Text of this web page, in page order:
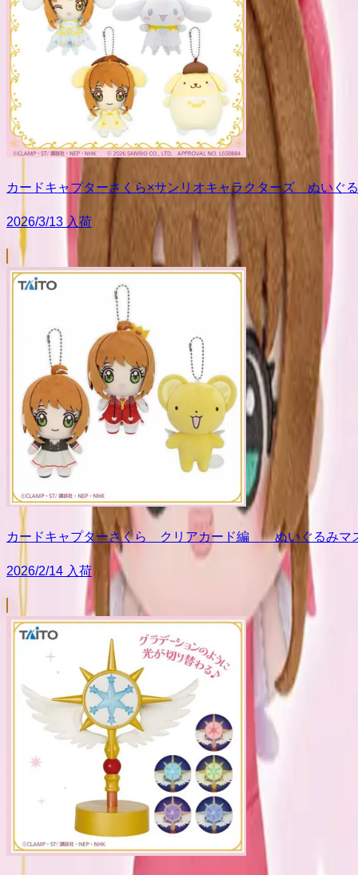
カードキャプターさくら×サンリオキャラクターズ ぬいぐ
2026/3/13 入荷
カードキャプターさくら クリアカード編 ぬいぐるみマ
2026/2/14 入荷